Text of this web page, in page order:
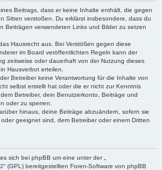
Beitrags, dass er keine Inhalte enthält, die gegen
Sitten verstoßen. Du erklärst insbesondere, dass du
Beiträgen verwendeten Links und Bilder zu setzen
Hausrecht aus. Bei Verstößen gegen diese
im Board veröffentlichten Regeln kann der
zeitweise oder dauerhaft von der Nutzung dieses
Hausverbot erteilen.
Betreiber keine Verantwortung für die Inhalte von
selbst erstellt hat oder die er nicht zur Kenntnis
Betreiber, dein Benutzerkonto, Beiträge und
oder zu sperren.
hinaus, deine Beiträge abzuändern, sofern sie
geeignet sind, dem Betreiber oder einem Dritten
sich bei phpBB um eine unter der „
“ (GPL) bereitgestellten Foren-Software von phpBB